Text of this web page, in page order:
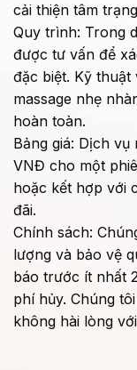
cải thiện tâm
Quy trình: Trong
được tư vấn để
đặc biệt. Kỹ thuật
massage nhẹ
hoàn toàn.
Bảng giá: Dịch
VNĐ cho một
hoặc kết hợp với
đãi.
Chính sách:
lượng và bảo vệ
báo trước ít nhất
phí hủy. Chúng
không hài lòng